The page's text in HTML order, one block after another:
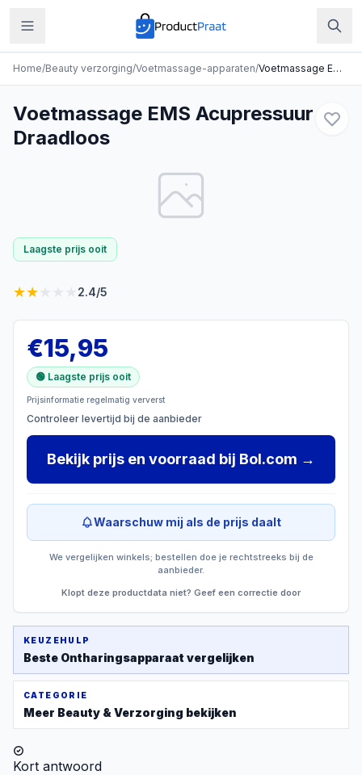
Home/Beauty verzorging/Voetmassage-apparaten/ Voetmassage EMS Acupressuur Draadloos
Voetmassage EMS Acupressuur
Draadloos
Laagste prijs ooit
★★ 2.4/5
€15,95
🟢 Laagste prijs ooit
Prijsinformatie regelmatig ververst
Controleer levertijd bij de aanbieder
Bekijk prijs en voorraad bij Bol.com →
Waarschuw mij als de prijs daalt
We vergelijken winkels; bestellen doe je rechtstreeks bij de
aanbieder.
Klopt deze productdata niet? Geef een correctie door
KEUZEHULP
Beste Ontharingsapparaat vergelijken
CATEGORIE
Meer Beauty & Verzorging bekijken
Kort antwoord